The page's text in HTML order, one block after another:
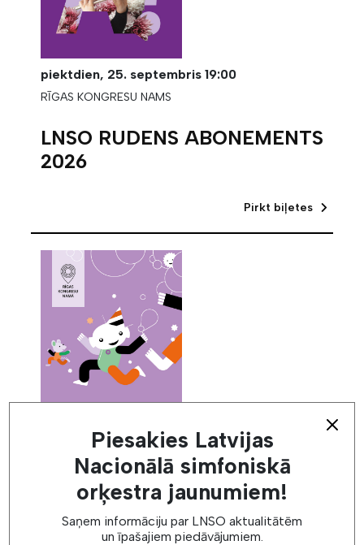
piektdien, 25. septembris 19:00
RĪGAS KONGRESU NAMS
LNSO RUDENS ABONEMENTS
2026
Pirkt biļetes
RĪGAS KONGRESU NAMS
LENESONA DZIMŠANAS
DIENAS BALLĪTE | 11.00
Piesakies Latvijas
Nacionālā simfoniskā
orķestra jaunumiem!
Saņem informāciju par LNSO aktualitātēm
un īpašajiem piedāvājumiem.